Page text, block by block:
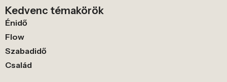
Kedvenc témakörök
Énidő
Flow
Szabadidő
Család